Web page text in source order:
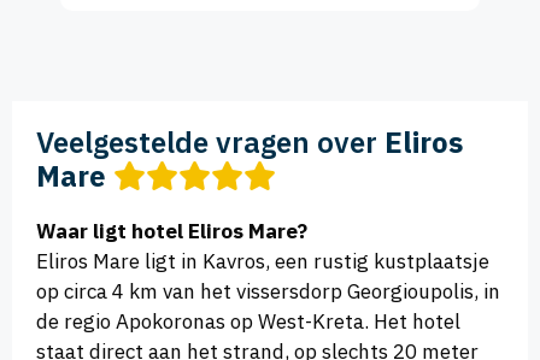
Veelgestelde vragen over Eliros
Mare
Waar ligt hotel Eliros Mare?
Eliros Mare ligt in Kavros, een rustig kustplaatsje
op circa 4 km van het vissersdorp Georgioupolis, in
de regio Apokoronas op West-Kreta. Het hotel
staat direct aan het strand, op slechts 20 meter